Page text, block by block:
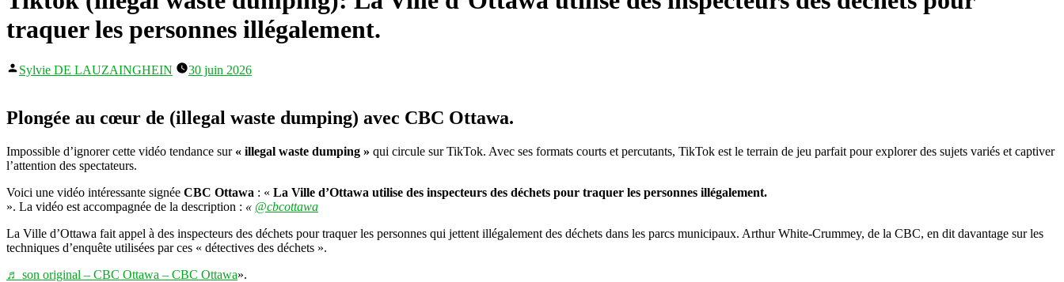
traquer les personnes illégalement.
Publié
Sylvie DE LAUZAINGHEIN 30 juin 2026
Plongée au cœur de (illegal waste dumping) avec CBC Ottawa.
Impossible d’ignorer cette vidéo tendance sur « illegal waste dumping » qui circule sur TikTok. Avec ses formats courts et percutants, TikTok est le terrain de jeu parfait pour explorer des sujets variés et captiver
l’attention des spectateurs.
Voici une vidéo intéressante signée CBC Ottawa : « La Ville d’Ottawa utilise des inspecteurs des déchets pour traquer les personnes illégalement.
». La vidéo est accompagnée de la description : « @cbcottawa
La Ville d’Ottawa fait appel à des inspecteurs des déchets pour traquer les personnes qui jettent illégalement des déchets dans les parcs municipaux. Arthur White-Crummey, de la CBC, en dit davantage sur les
techniques d’enquête utilisées par ces « détectives des déchets ».
♬ son original – CBC Ottawa – CBC Ottawa».